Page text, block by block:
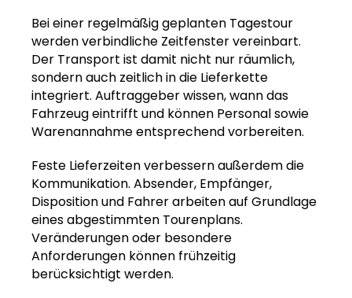
Bei einer regelmäßig geplanten Tagestour
werden verbindliche Zeitfenster vereinbart.
Der Transport ist damit nicht nur räumlich,
sondern auch zeitlich in die Lieferkette
integriert. Auftraggeber wissen, wann das
Fahrzeug eintrifft und können Personal sowie
Warenannahme entsprechend vorbereiten.
Feste Lieferzeiten verbessern außerdem die
Kommunikation. Absender, Empfänger,
Disposition und Fahrer arbeiten auf Grundlage
eines abgestimmten Tourenplans.
Veränderungen oder besondere
Anforderungen können frühzeitig
berücksichtigt werden.